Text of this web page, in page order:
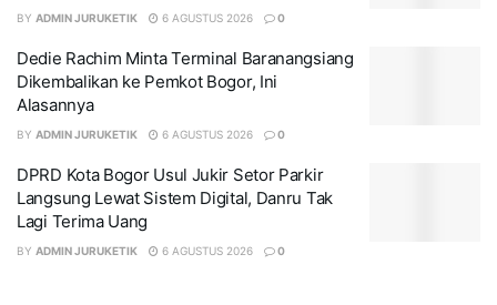
BY ADMIN JURUKETIK 6 AGUSTUS 2026 0
Dedie Rachim Minta Terminal Baranangsiang
Dikembalikan ke Pemkot Bogor, Ini
Alasannya
BY ADMIN JURUKETIK 6 AGUSTUS 2026 0
DPRD Kota Bogor Usul Jukir Setor Parkir
Langsung Lewat Sistem Digital, Danru Tak
Lagi Terima Uang
BY ADMIN JURUKETIK 6 AGUSTUS 2026 0